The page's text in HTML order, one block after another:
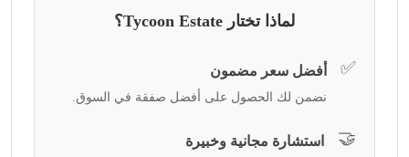
لماذا تختار Tycoon Estate؟
✅ أفضل سعر مضمون
نضمن لك الحصول على أفضل صفقة في السوق.
🤝 استشارة مجانية وخبيرة